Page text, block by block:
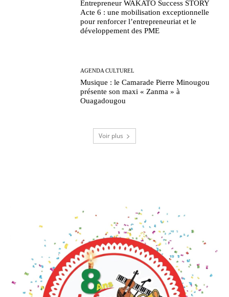
Entrepreneur WAKATO Success STORY
Acte 6 : une mobilisation exceptionnelle
pour renforcer l’entrepreneuriat et le
développement des PME
AGENDA CULTUREL
Musique : le Camarade Pierre Minougou
présente son maxi « Zanma » à
Ouagadougou
Voir plus